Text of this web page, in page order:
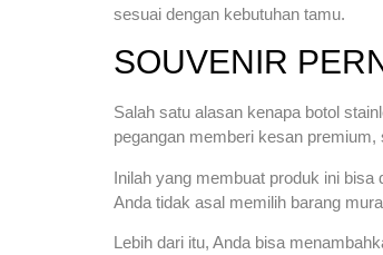
sesuai dengan kebutuhan tamu.
SOUVENIR
Salah satu alasan kenapa botol
pegangan memberi kesan
Inilah yang membuat produk ini bisa
Anda tidak asal memilih barang
Lebih dari itu, Anda bisa